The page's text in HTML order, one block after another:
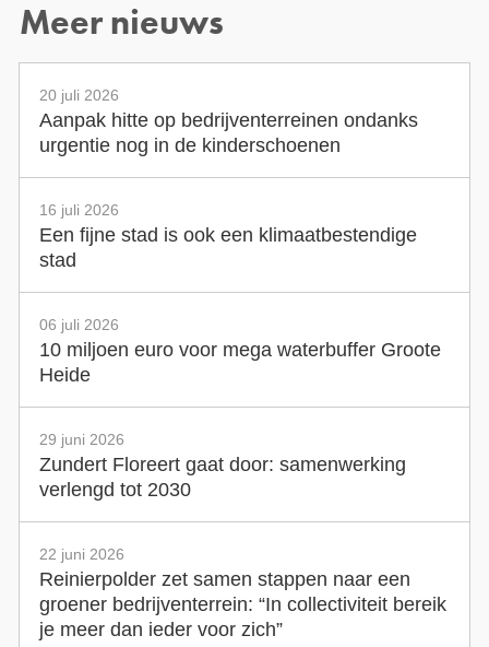
Meer nieuws
20 juli 2026
Aanpak hitte op bedrijventerreinen ondanks
urgentie nog in de kinderschoenen
16 juli 2026
Een fijne stad is ook een klimaatbestendige
stad
06 juli 2026
10 miljoen euro voor mega waterbuffer Groote
Heide
29 juni 2026
Zundert Floreert gaat door: samenwerking
verlengd tot 2030
22 juni 2026
Reinierpolder zet samen stappen naar een
groener bedrijventerrein: “In collectiviteit bereik
je meer dan ieder voor zich”